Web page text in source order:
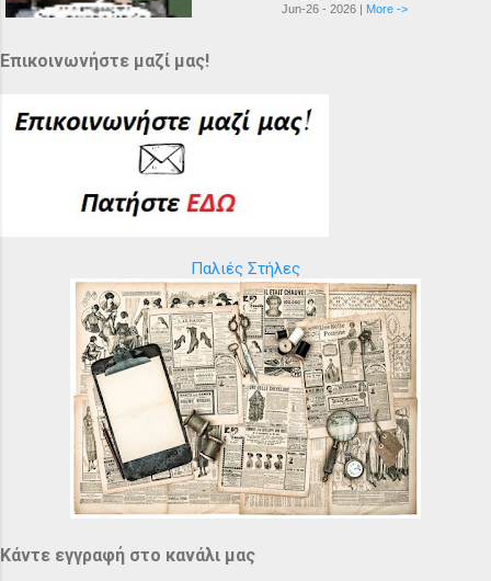
Jun-26 - 2026 | More ->
Επικοινωνήστε μαζί μας!
Παλιές Στήλες
Κάντε εγγραφή στο κανάλι μας